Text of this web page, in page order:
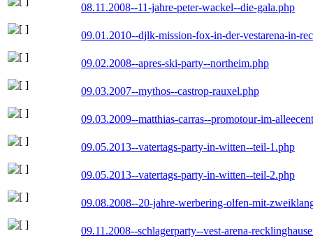
08.11.2008--11-jahre-peter-wackel--die-gala.php
09.01.2010--djlk-mission-fox-in-der-vestarena-in-
09.02.2008--apres-ski-party--northeim.php
09.03.2007--mythos--castrop-rauxel.php
09.03.2009--matthias-carras--promotour-im-
09.05.2013--vatertags-party-in-witten--teil-1.php
09.05.2013--vatertags-party-in-witten--teil-2.php
09.08.2008--20-jahre-werbering-olfen-mit-
09.11.2008--schlagerparty--vest-arena-